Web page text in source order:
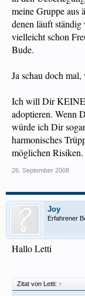
meine Gruppe aus
denen läuft
vielleicht schon
Bude.
Ja schau doch
Ich will Dir
adoptieren. Wenn
würde ich Dir
harmonisches
möglichen Risiken.
26. September 2008
Joy
Erfahrener
Hallo Letti
Zitat von Letti: ↑